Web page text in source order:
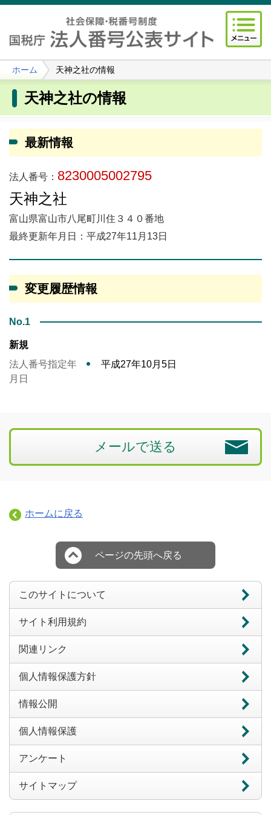
ホーム 天神之社の情報
天神之社の情報
最新情報
法人番号： 8230005002795
天神之社
富山県富山市八尾町川住３４０番地
最終更新年月日：平成27年11月13日
変更履歴情報
No.1
新規
法人番号指定年
月日
平成27年10月5日
メールで送る
ホームに戻る
ページの先頭へ戻る
このサイトについて
サイト利用規約
関連リンク
個人情報保護方針
情報公開
個人情報保護
アンケート
サイトマップ